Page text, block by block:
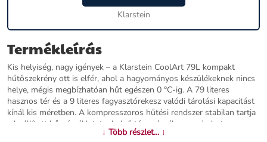
Klarstein
Termékleírás
Kis helyiség, nagy igények – a Klarstein CoolArt 79L kompakt
hűtőszekrény ott is elfér, ahol a hagyományos készülékeknek nincs
helye, mégis megbízhatóan hűt egészen 0 °C-ig. A 79 literes
hasznos tér és a 9 literes fagyasztórekesz valódi tárolási kapacitást
kínál kis méretben. A kompresszoros hűtési rendszer stabilan tartja
a beállított hőmérsékletet a belső tér egészében – mindezt
mindössze 40 dB zajszinttel, ami annyira halk, hogy az irodában, a
↓ Több részlet... ↓